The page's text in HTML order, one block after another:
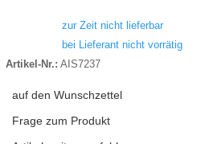
zur Zeit nicht lieferbar
bei Lieferant nicht vorrätig
Artikel-Nr.: AIS7237
auf den Wunschzettel
Frage zum Produkt